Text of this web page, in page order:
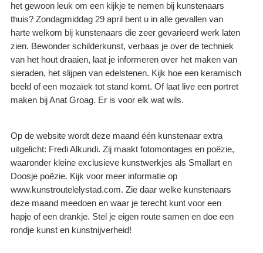
het gewoon leuk om een kijkje te nemen bij kunstenaars
thuis? Zondagmiddag 29 april bent u in alle gevallen van
harte welkom bij kunstenaars die zeer gevarieerd werk laten
zien. Bewonder schilderkunst, verbaas je over de techniek
van het hout draaien, laat je informeren over het maken van
sieraden, het slijpen van edelstenen. Kijk hoe een keramisch
beeld of een mozaïek tot stand komt. Of laat live een portret
maken bij Anat Groag. Er is voor elk wat wils.
Op de website wordt deze maand één kunstenaar extra
uitgelicht: Fredi Alkundi. Zij maakt fotomontages en poëzie,
waaronder kleine exclusieve kunstwerkjes als Smallart en
Doosje poëzie. Kijk voor meer informatie op
www.kunstroutelelystad.com. Zie daar welke kunstenaars
deze maand meedoen en waar je terecht kunt voor een
hapje of een drankje. Stel je eigen route samen en doe een
rondje kunst en kunstnijverheid!